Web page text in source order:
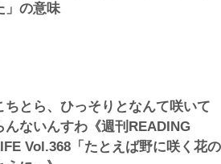
」の意味
ちとら、ひっそりとなんて咲いて
んないんすわ《週刊READING
Vol.368「たとえば野に咲く花の